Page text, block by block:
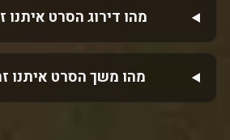
מהו דירוג הסרט איתנו
מהו משך הסרט איתנו